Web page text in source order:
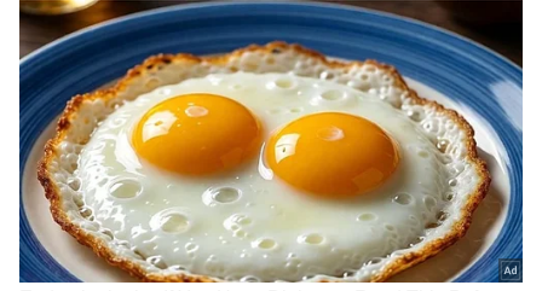
ಸೂಪರ್ ಆಗಿತ್ತು ಚೆನ್ನಾಗಿತ್ತು ನಮಗೆ ಇಷ್ಟ ಆಯ್ತು
ಬ್ಯಾಚುಲರ್‌ಗೆಳಿಗೆ ಸಹಾಯ ಆಗುತ್ತಿದೆ ಎಂದು ನೆಟ್ಟಿಗರು
ಕಾಮೆಂಟ್ ಮಾಡಿದ್ದಾರೆ.
ಇಡೀ ಕೂದಲ ಬಣ್ಣ ಬದಲಾಯಿಸಿಕೊಂಡ ಅನುಪಮಾ
ಗೌಡ; ಕೊನೆಯಲ್ಲಿತ್ತು ಬಿಗ್ ಶಾಕ್!!